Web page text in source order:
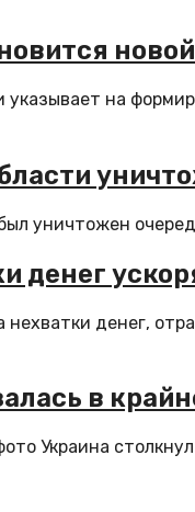
на
уничтожен
денег
нехватки денег,
в
Украина